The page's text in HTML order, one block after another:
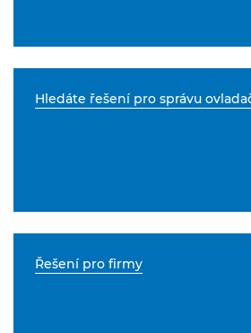
Hledáte řešení pro správu
Řešení pro firmy